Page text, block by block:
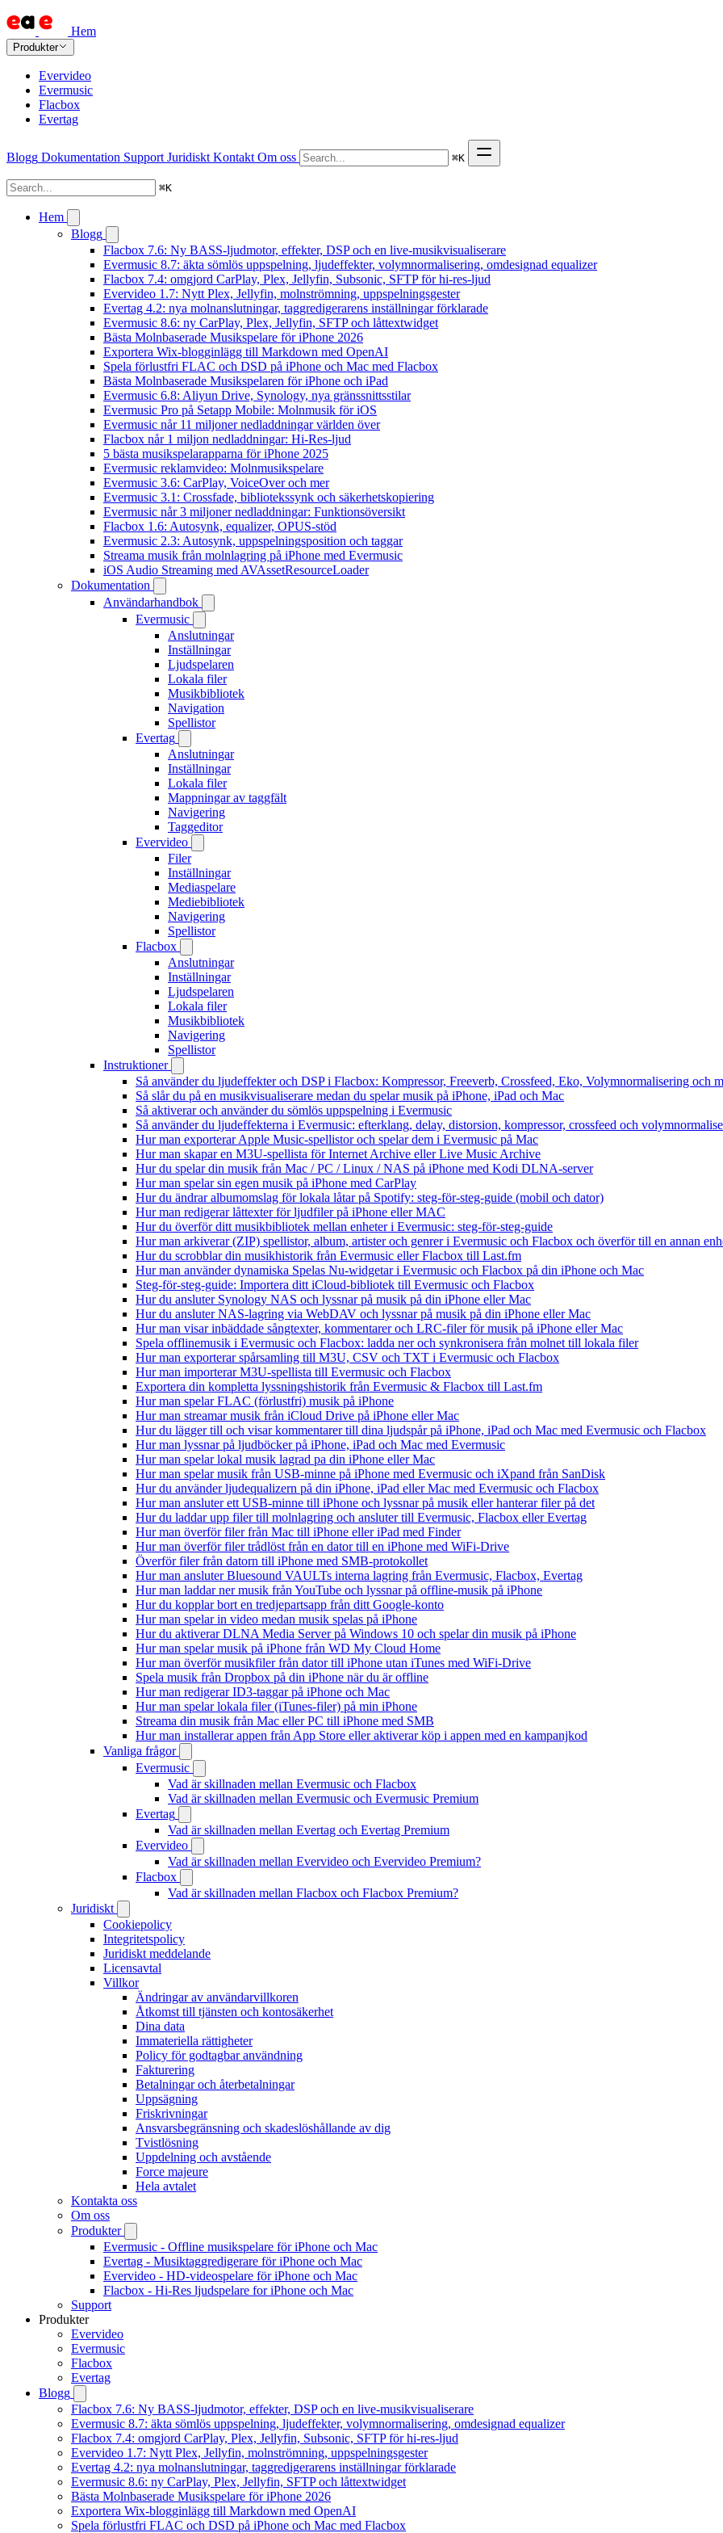
Hem
Produkter
Evervideo
Evermusic
Flacbox
Evertag
Blogg Dokumentation Support Juridiskt Kontakt Om oss ⌘K
⌘K
Hem
Blogg
Flacbox 7.6: Ny BASS-ljudmotor, effekter, DSP och en live-musikvisualiserare
Evermusic 8.7: äkta sömlös uppspelning, ljudeffekter, volymnormalisering, omdesignad equalizer
Flacbox 7.4: omgjord CarPlay, Plex, Jellyfin, Subsonic, SFTP för hi-res-ljud
Evervideo 1.7: Nytt Plex, Jellyfin, molnströmning, uppspelningsgester
Evertag 4.2: nya molnanslutningar, taggredigerarens inställningar förklarade
Evermusic 8.6: ny CarPlay, Plex, Jellyfin, SFTP och låttextwidget
Bästa Molnbaserade Musikspelare för iPhone 2026
Exportera Wix-blogginlägg till Markdown med OpenAI
Spela förlustfri FLAC och DSD på iPhone och Mac med Flacbox
Bästa Molnbaserade Musikspelaren för iPhone och iPad
Evermusic 6.8: Aliyun Drive, Synology, nya gränssnittsstilar
Evermusic Pro på Setapp Mobile: Molnmusik för iOS
Evermusic når 11 miljoner nedladdningar världen över
Flacbox når 1 miljon nedladdningar: Hi-Res-ljud
5 bästa musikspelarapparna för iPhone 2025
Evermusic reklamvideo: Molnmusikspelare
Evermusic 3.6: CarPlay, VoiceOver och mer
Evermusic 3.1: Crossfade, bibliotekssynk och säkerhetskopiering
Evermusic når 3 miljoner nedladdningar: Funktionsöversikt
Flacbox 1.6: Autosynk, equalizer, OPUS-stöd
Evermusic 2.3: Autosynk, uppspelningsposition och taggar
Streama musik från molnlagring på iPhone med Evermusic
iOS Audio Streaming med AVAssetResourceLoader
Dokumentation
Användarhandbok
Evermusic
Anslutningar
Inställningar
Ljudspelaren
Lokala filer
Musikbibliotek
Navigation
Spellistor
Evertag
Anslutningar
Inställningar
Lokala filer
Mappningar av taggfält
Navigering
Taggeditor
Evervideo
Filer
Inställningar
Mediaspelare
Mediebibliotek
Navigering
Spellistor
Flacbox
Anslutningar
Inställningar
Ljudspelaren
Lokala filer
Musikbibliotek
Navigering
Spellistor
Instruktioner
Så använder du ljudeffekter och DSP i Flacbox: Kompressor, Freeverb, Crossfeed, Eko, Volymnormalisering och
Så slår du på en musikvisualiserare medan du spelar musik på iPhone, iPad och Mac
Så aktiverar och använder du sömlös uppspelning i Evermusic
Så använder du ljudeffekterna i Evermusic: efterklang, delay, distorsion, kompressor, crossfeed och
Hur man exporterar Apple Music-spellistor och spelar dem i Evermusic på Mac
Hur man skapar en M3U-spellista för Internet Archive eller Live Music Archive
Hur du spelar din musik från Mac / PC / Linux / NAS på iPhone med Kodi DLNA-server
Hur man spelar sin egen musik på iPhone med CarPlay
Hur du ändrar albumomslag för lokala låtar på Spotify: steg-för-steg-guide (mobil och dator)
Hur man redigerar låttexter för ljudfiler på iPhone eller MAC
Hur du överför ditt musikbibliotek mellan enheter i Evermusic: steg-för-steg-guide
Hur man arkiverar (ZIP) spellistor, album, artister och genrer i Evermusic och Flacbox och överför till en annan
Hur du scrobblar din musikhistorik från Evermusic eller Flacbox till Last.fm
Hur man använder dynamiska Spelas Nu-widgetar i Evermusic och Flacbox på din iPhone och Mac
Steg-för-steg-guide: Importera ditt iCloud-bibliotek till Evermusic och Flacbox
Hur du ansluter Synology NAS och lyssnar på musik på din iPhone eller Mac
Hur du ansluter NAS-lagring via WebDAV och lyssnar på musik på din iPhone eller Mac
Hur man visar inbäddade sångtexter, kommentarer och LRC-filer för musik på iPhone eller Mac
Spela offlinemusik i Evermusic och Flacbox: ladda ner och synkronisera från molnet till lokala filer
Hur man exporterar spårsamling till M3U, CSV och TXT i Evermusic och Flacbox
Hur man importerar M3U-spellista till Evermusic och Flacbox
Exportera din kompletta lyssningshistorik från Evermusic & Flacbox till Last.fm
Hur man spelar FLAC (förlustfri) musik på iPhone
Hur man streamar musik från iCloud Drive på iPhone eller Mac
Hur du lägger till och visar kommentarer till dina ljudspår på iPhone, iPad och Mac med Evermusic och Flacbox
Hur man lyssnar på ljudböcker på iPhone, iPad och Mac med Evermusic
Hur man spelar lokal musik lagrad pa din iPhone eller Mac
Hur man spelar musik från USB-minne på iPhone med Evermusic och iXpand från SanDisk
Hur du använder ljudequalizern på din iPhone, iPad eller Mac med Evermusic och Flacbox
Hur man ansluter ett USB-minne till iPhone och lyssnar på musik eller hanterar filer på det
Hur du laddar upp filer till molnlagring och ansluter till Evermusic, Flacbox eller Evertag
Hur man överför filer från Mac till iPhone eller iPad med Finder
Hur man överför filer trådlöst från en dator till en iPhone med WiFi-Drive
Överför filer från datorn till iPhone med SMB-protokollet
Hur man ansluter Bluesound VAULTs interna lagring från Evermusic, Flacbox, Evertag
Hur man laddar ner musik från YouTube och lyssnar på offline-musik på iPhone
Hur du kopplar bort en tredjepartsapp från ditt Google-konto
Hur man spelar in video medan musik spelas på iPhone
Hur du aktiverar DLNA Media Server på Windows 10 och spelar din musik på iPhone
Hur man spelar musik på iPhone från WD My Cloud Home
Hur man överför musikfiler från dator till iPhone utan iTunes med WiFi-Drive
Spela musik från Dropbox på din iPhone när du är offline
Hur man redigerar ID3-taggar på iPhone och Mac
Hur man spelar lokala filer (iTunes-filer) på min iPhone
Streama din musik från Mac eller PC till iPhone med SMB
Hur man installerar appen från App Store eller aktiverar köp i appen med en kampanjkod
Vanliga frågor
Evermusic
Vad är skillnaden mellan Evermusic och Flacbox
Vad är skillnaden mellan Evermusic och Evermusic Premium
Evertag
Vad är skillnaden mellan Evertag och Evertag Premium
Evervideo
Vad är skillnaden mellan Evervideo och Evervideo Premium?
Flacbox
Vad är skillnaden mellan Flacbox och Flacbox Premium?
Juridiskt
Cookiepolicy
Integritetspolicy
Juridiskt meddelande
Licensavtal
Villkor
Ändringar av användarvillkoren
Åtkomst till tjänsten och kontosäkerhet
Dina data
Immateriella rättigheter
Policy för godtagbar användning
Fakturering
Betalningar och återbetalningar
Uppsägning
Friskrivningar
Ansvarsbegränsning och skadeslöshållande av dig
Tvistlösning
Uppdelning och avstående
Force majeure
Hela avtalet
Kontakta oss
Om oss
Produkter
Evermusic - Offline musikspelare för iPhone och Mac
Evertag - Musiktaggredigerare för iPhone och Mac
Evervideo - HD-videospelare för iPhone och Mac
Flacbox - Hi-Res ljudspelare for iPhone och Mac
Support
Produkter
Evervideo
Evermusic
Flacbox
Evertag
Blogg
Flacbox 7.6: Ny BASS-ljudmotor, effekter, DSP och en live-musikvisualiserare
Evermusic 8.7: äkta sömlös uppspelning, ljudeffekter, volymnormalisering, omdesignad equalizer
Flacbox 7.4: omgjord CarPlay, Plex, Jellyfin, Subsonic, SFTP för hi-res-ljud
Evervideo 1.7: Nytt Plex, Jellyfin, molnströmning, uppspelningsgester
Evertag 4.2: nya molnanslutningar, taggredigerarens inställningar förklarade
Evermusic 8.6: ny CarPlay, Plex, Jellyfin, SFTP och låttextwidget
Bästa Molnbaserade Musikspelare för iPhone 2026
Exportera Wix-blogginlägg till Markdown med OpenAI
Spela förlustfri FLAC och DSD på iPhone och Mac med Flacbox